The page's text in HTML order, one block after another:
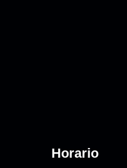
Horario